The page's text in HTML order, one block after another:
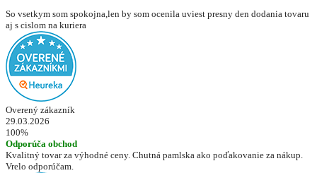
So vsetkym som spokojna,len by som ocenila uviest presny den dodania tovaru
aj s cislom na kuriera
Overený zákazník
29.03.2026
100%
Odporúča obchod
Kvalitný tovar za výhodné ceny. Chutná pamlska ako poďakovanie za nákup.
Vrelo odporúčam.